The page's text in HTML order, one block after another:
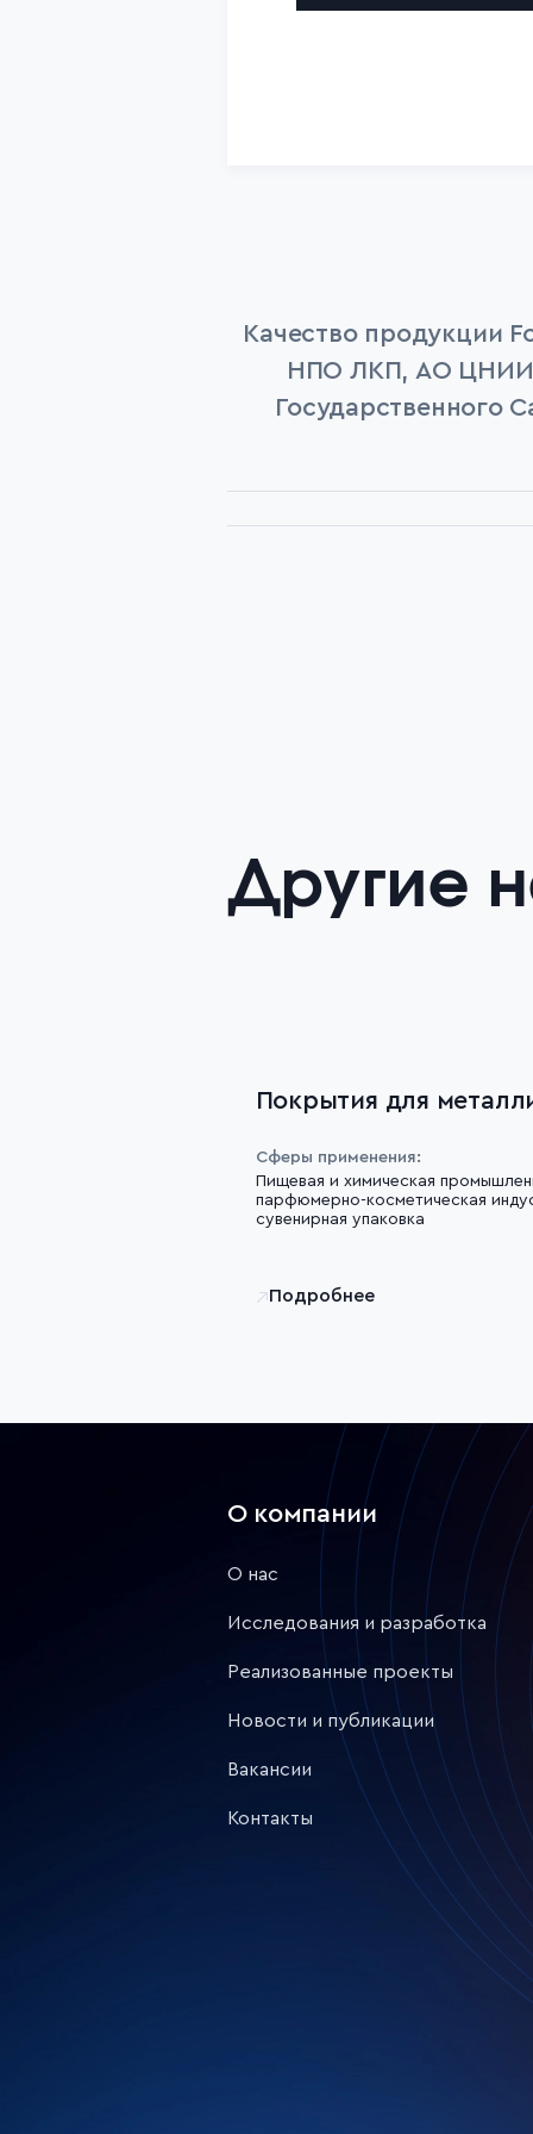
Качество продукции
НПО ЛКП, АО
Государственного
Другие
Покрытия для
Сферы применения:
Пищевая и химическая
парфюмерно-косметическая
сувенирная упаковка
Подробнее
О компании
О нас
Исследования и разработка
Реализованные проекты
Новости и публикации
Вакансии
Контакты